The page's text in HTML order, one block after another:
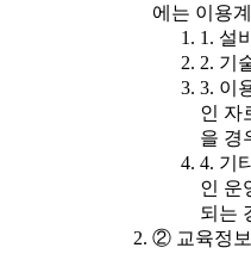
에는 이용
1. 설
2. 기
3. 이
인 자
을 경
4. 기
인 운
되는
② 교육정보